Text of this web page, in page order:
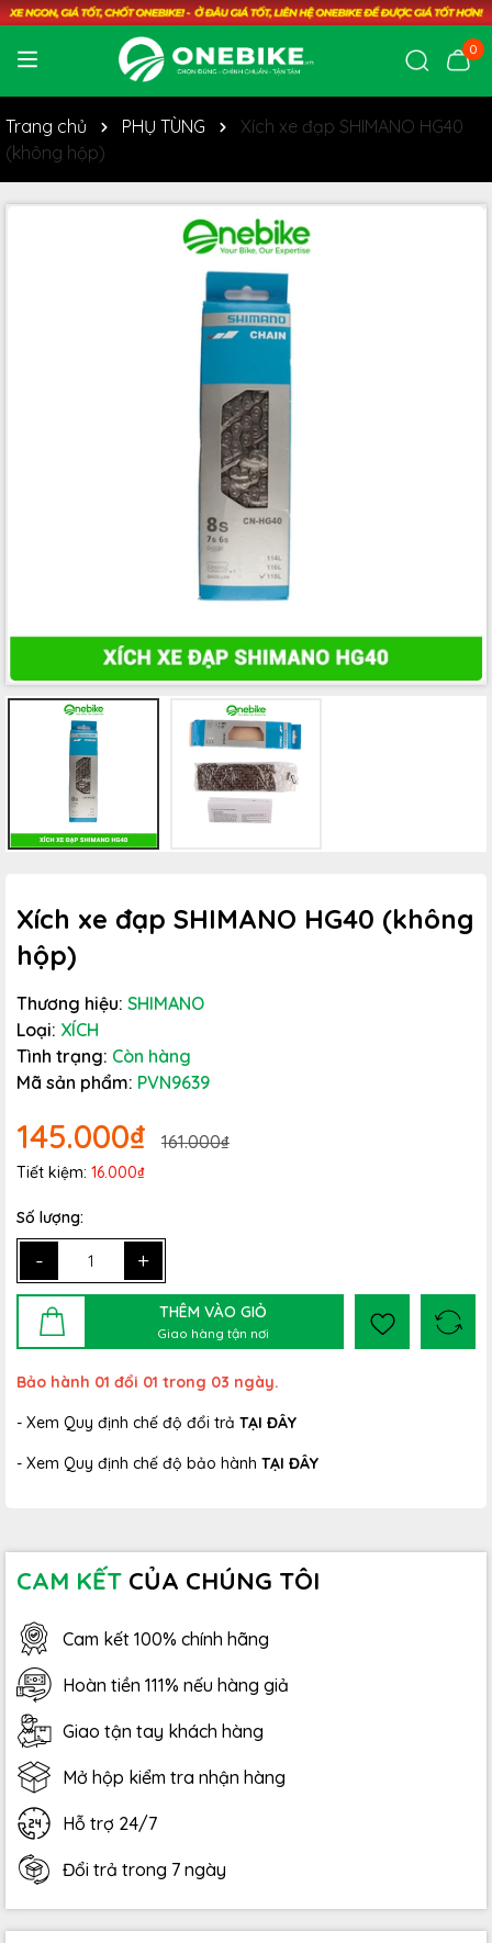
0
Trang chủ PHỤ TÙNG
Xích xe đạp SHIMANO HG40
(không hộp)
Xích xe đạp SHIMANO HG40 (không
hộp)
Thương hiệu: SHIMANO
Loại: XÍCH
Tình trạng: Còn hàng
Mã sản phẩm: PVN9639
145.000₫ 161.000₫
Tiết kiệm: 16.000₫
Số lượng:
- +
THÊM VÀO GIỎ
Giao hàng tận nơi
Bảo hành 01 đổi 01 trong 03 ngày.
- Xem Quy định chế độ đổi trả TẠI ĐÂY
- Xem Quy định chế độ bảo hành TẠI ĐÂY
CAM KẾT CỦA CHÚNG TÔI
Cam kết 100% chính hãng
Hoàn tiền 111% nếu hàng giả
Giao tận tay khách hàng
Mở hộp kiểm tra nhận hàng
Hỗ trợ 24/7
Đổi trả trong 7 ngày